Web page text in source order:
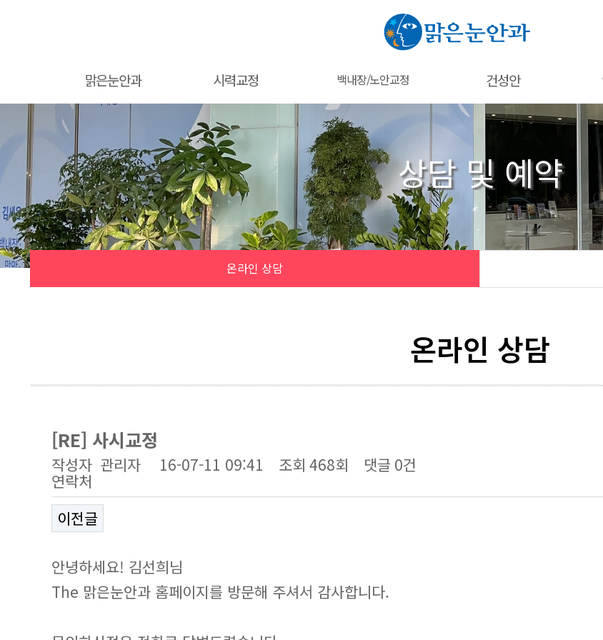
맑은눈안과
병원소개
의료진소개
진료시간/진료안내
외래진료시간안내
찾아오시는길
시력교정
스마일라식
아마리스 레드
올레이저 라식
올레이저 라섹
드림렌즈
백내장/노안교정
백내장 수술
노안
다촛점 인공수정체
난시교정 인공수정체
후발성 백내장
건성안
안구건조증
IPL 레이저 치료
녹내장
익상편
상담 및 예약
온라인 상담
온라인 상담
[RE] 사시교정
작성자 관리자 16-07-11 09:41 조회 468회 댓글 0건
연락처
이전글
안녕하세요! 김선희님
The 맑은눈안과 홈페이지를 방문해 주셔서 감사합니다.